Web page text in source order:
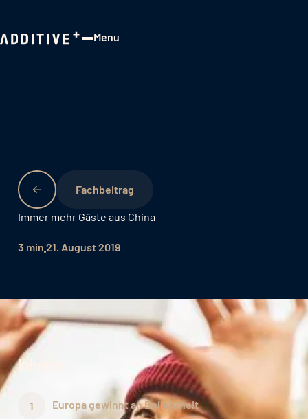
Menu
Fachbeitrag
Immer mehr Gäste aus China
3 min 21. August 2019
Inhalte
Europa gewinnt an Beliebtheit